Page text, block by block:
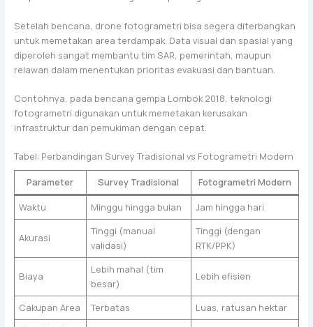
Setelah bencana, drone fotogrametri bisa segera diterbangkan
untuk memetakan area terdampak. Data visual dan spasial yang
diperoleh sangat membantu tim SAR, pemerintah, maupun
relawan dalam menentukan prioritas evakuasi dan bantuan.
Contohnya, pada bencana gempa Lombok 2018, teknologi
fotogrametri digunakan untuk memetakan kerusakan
infrastruktur dan pemukiman dengan cepat.
Tabel: Perbandingan Survey Tradisional vs Fotogrametri Modern
Parameter Survey Tradisional
Fotogrametri Modern
Waktu
Minggu hingga bulan Jam hingga hari
Akurasi
Tinggi (manual
validasi)
Tinggi (dengan
RTK/PPK)
Biaya
Lebih mahal (tim
besar)
Lebih efisien
Cakupan Area Terbatas
Luas, ratusan hektar